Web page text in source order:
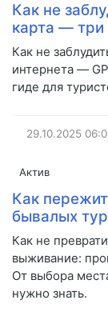
Как не
карта — три
Как не
интернета —
гиде для
29.10.2025
Актив
Как
бывалых
Как не
выживание:
От выбора
нужно знать.